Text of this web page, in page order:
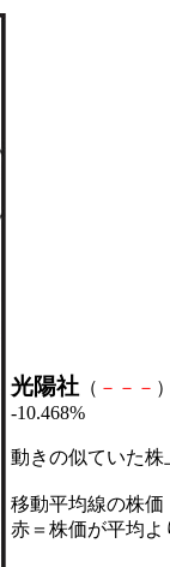
光陽社 （ － － －
-10.468%
動きの似ていた
移動平均線の株価
赤＝株価が平均